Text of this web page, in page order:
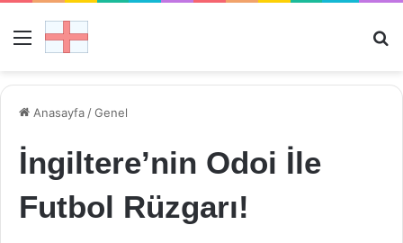
Menü
Anasayfa /Genel
İngiltere’nin Odoi İle
Futbol Rüzgarı!